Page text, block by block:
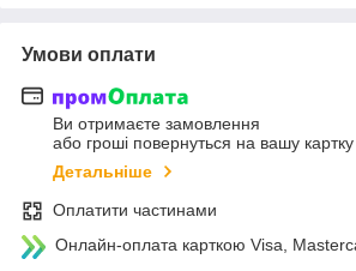
Умови оплати
Ви отримаєте замовлення
або гроші повернуться на вашу картку
Детальніше
Оплатити частинами
Онлайн-оплата карткою Visa,